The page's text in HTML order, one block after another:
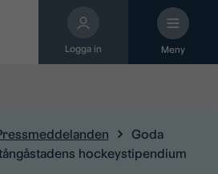
Logga in Meny
Goda
hockeystipendium